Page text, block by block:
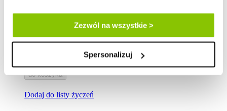
Zezwól na wszystkie >
Spersonalizuj
27,99 zł
do koszyka
Dodaj do listy życzeń